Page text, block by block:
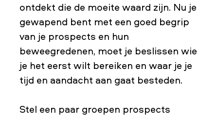
ontdekt die de moeite waard zijn. Nu je
gewapend bent met een goed begrip
van je prospects en hun
beweegredenen, moet je beslissen wie
je het eerst wilt bereiken en waar je je
tijd en aandacht aan gaat besteden.
Stel een paar groepen prospects